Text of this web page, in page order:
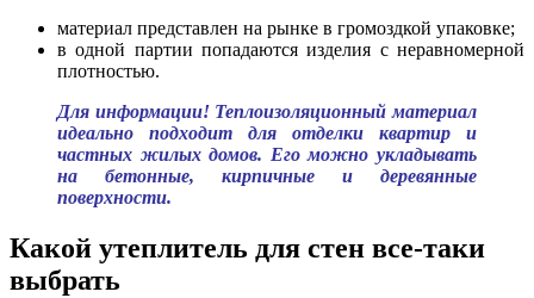
материал представлен на рынке в громоздкой упаковке;
в одной партии попадаются изделия с неравномерной
плотностью.
Для информации! Теплоизоляционный материал
идеально подходит для отделки квартир и
частных жилых домов. Его можно укладывать
на бетонные, кирпичные и деревянные
поверхности.
Какой утеплитель для стен все-таки
выбрать